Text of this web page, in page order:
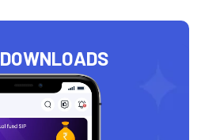
DOWNLOADS